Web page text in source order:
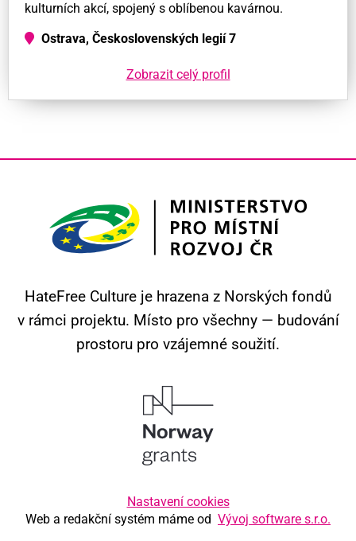
kulturních akcí, spojený s oblíbenou kavárnou.
Ostrava, Československých legií 7
Zobrazit celý profil
HateFree Culture je hrazena z Norských fondů
v rámci projektu. Místo pro všechny — budování
prostoru pro vzájemné soužití.
Nastavení cookies
Web a redakční systém máme od Vývoj software s.r.o.